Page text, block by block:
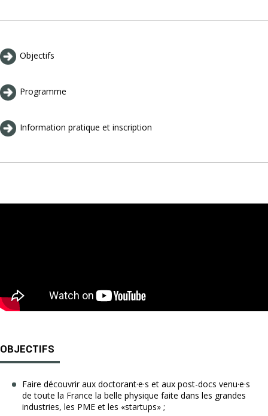
Objectifs
Programme
Information pratique et inscription
OBJECTIFS
Faire découvrir aux doctorant·e·s et aux post-docs venu·e·s
de toute la France la belle physique faite dans les grandes
industries, les PME et les «startups» ;